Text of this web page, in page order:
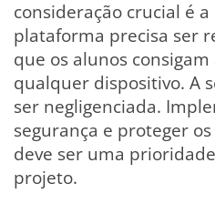
consideração crucial é
plataforma precisa ser
que os alunos
qualquer dispositivo. A
ser negligenciada.
segurança e proteger
deve ser uma
projeto.